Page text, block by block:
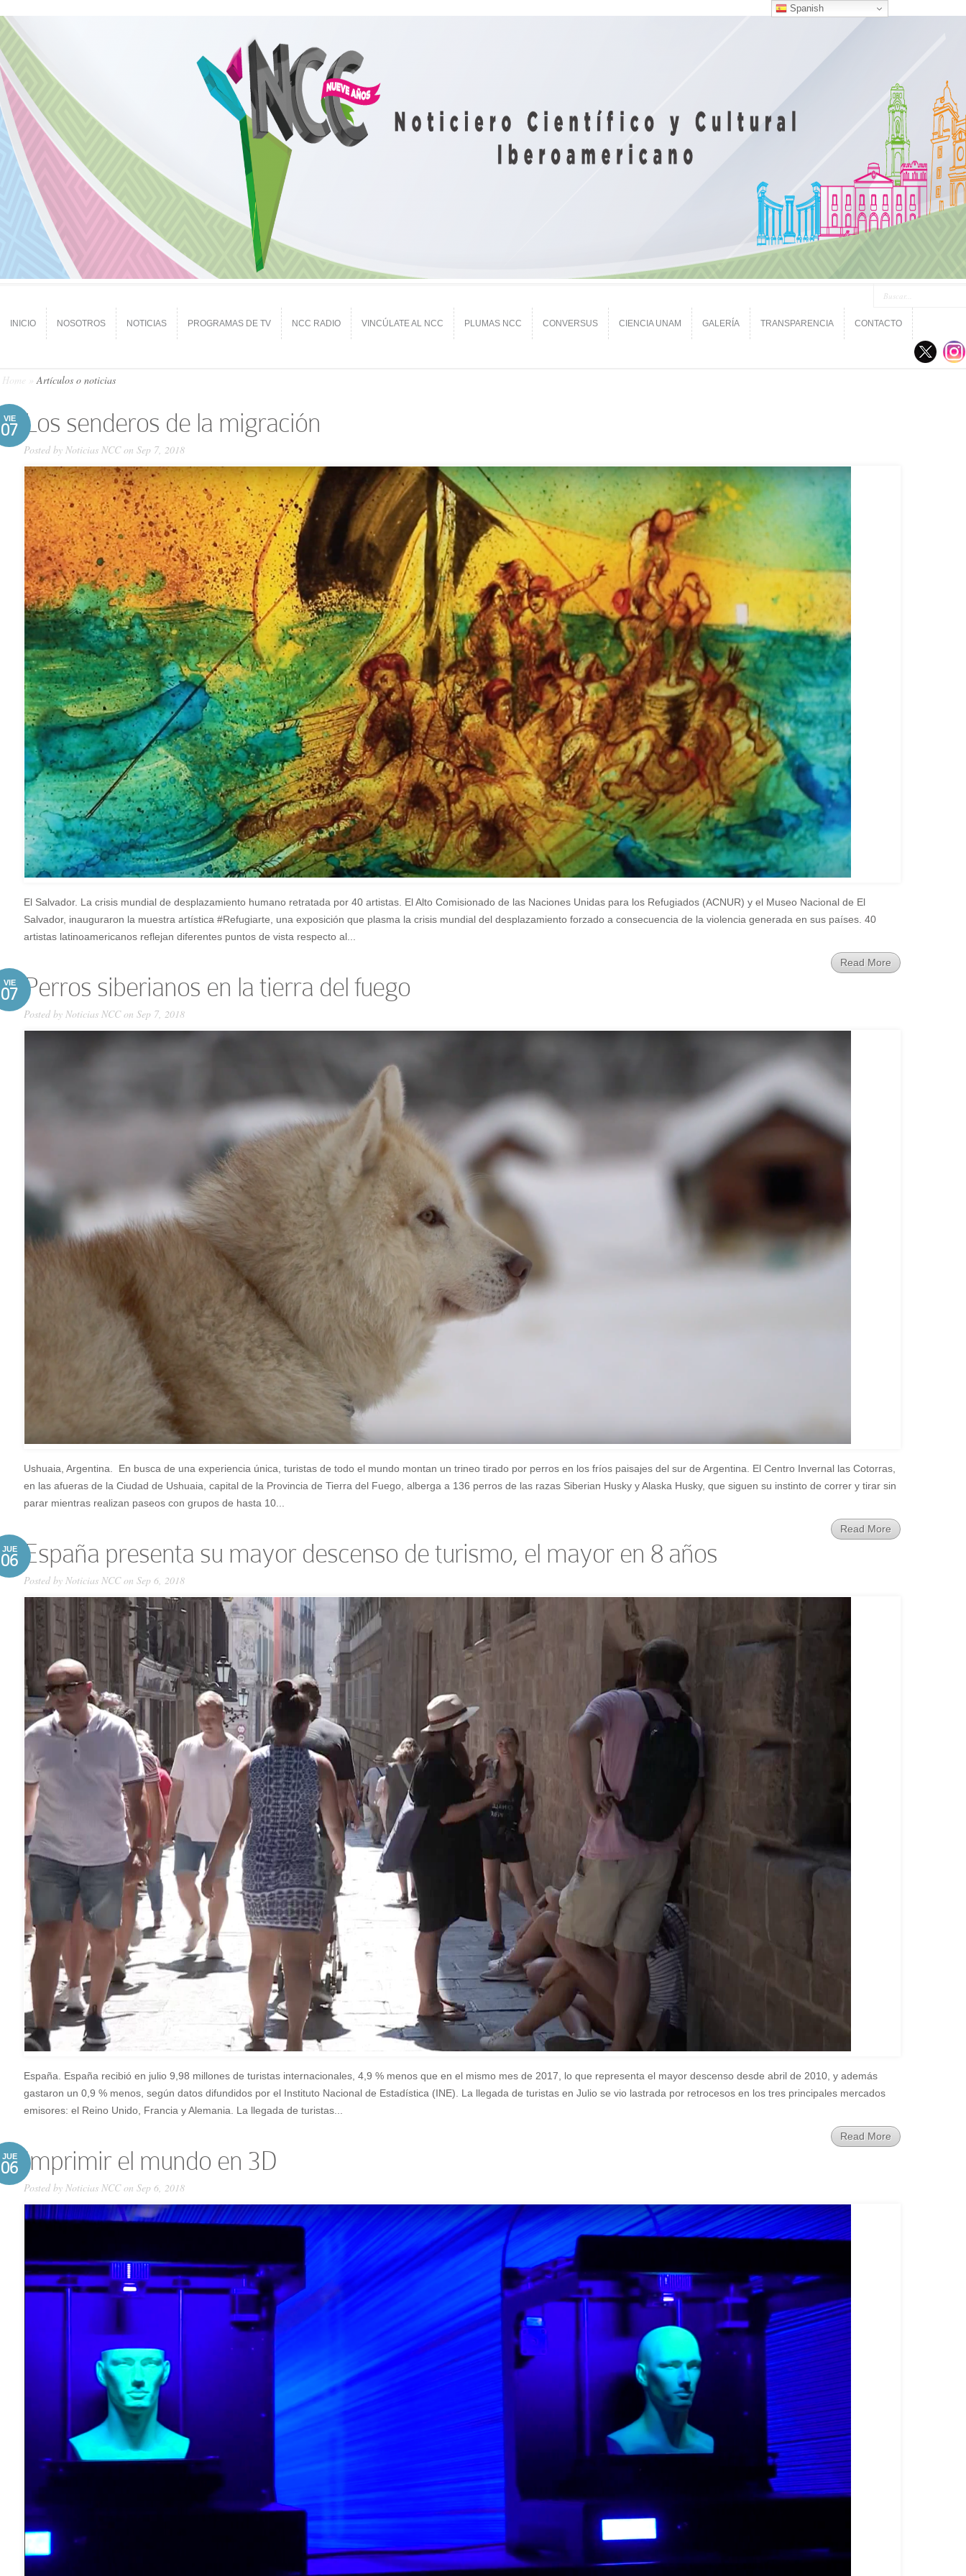
INICIO NOSOTROS NOTICIAS PROGRAMAS DE TV NCC RADIO VINCÚLATE AL NCC PLUMAS NCC CONVERSUS CIENCIA UNAM GALERÍA TRANSPARENCIA CONTACTO
Home Artículos o noticias
VIE
07 Los senderos de la migración
Posted by Noticias NCCon Sep 7, 2018
El Salvador. La crisis mundial de desplazamiento humano retratada por 40 artistas. El Alto Comisionado de las Naciones Unidas para los Refugiados (ACNUR) y el Museo Nacional de El
Salvador, inauguraron la muestra artística #Refugiarte, una exposición que plasma la crisis mundial del desplazamiento forzado a consecuencia de la violencia generada en sus países. 40
artistas latinoamericanos reflejan diferentes puntos de vista respecto al...
Read More
VIE
07 Perros siberianos en la tierra del fuego
Posted by Noticias NCCon Sep 7, 2018
Ushuaia, Argentina. En busca de una experiencia única, turistas de todo el mundo montan un trineo tirado por perros en los fríos paisajes del sur de Argentina. El Centro Invernal las Cotorras,
en las afueras de la Ciudad de Ushuaia, capital de la Provincia de Tierra del Fuego, alberga a 136 perros de las razas Siberian Husky y Alaska Husky, que siguen su instinto de correr y tirar sin
parar mientras realizan paseos con grupos de hasta 10...
Read More
JUE
06 España presenta su mayor descenso de turismo, el mayor en 8 años
Posted by Noticias NCCon Sep 6, 2018
España. España recibió en julio 9,98 millones de turistas internacionales, 4,9 % menos que en el mismo mes de 2017, lo que representa el mayor descenso desde abril de 2010, y además
gastaron un 0,9 % menos, según datos difundidos por el Instituto Nacional de Estadística (INE). La llegada de turistas en Julio se vio lastrada por retrocesos en los tres principales mercados
emisores: el Reino Unido, Francia y Alemania. La llegada de turistas...
Read More
JUE
06 Imprimir el mundo en 3D
Posted by Noticias NCCon Sep 6, 2018
Spanish